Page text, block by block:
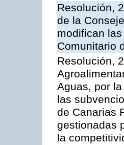
Resolución,
de la
modifican
Comunitario
Resolución,
Aguas, por
las
de Canarias
gestionadas
la